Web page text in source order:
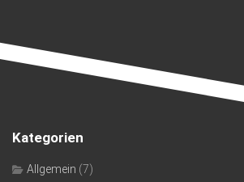
Kategorien
Allgemein (7)